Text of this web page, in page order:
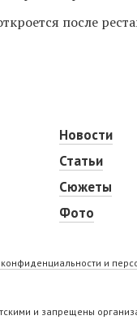
после
Новости
Статьи
Сюжеты
Фото
и
и запрещены